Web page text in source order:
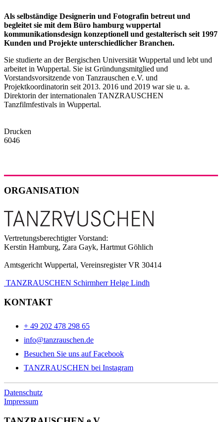
Als selbständige Designerin und Fotografin betreut und
begleitet sie mit dem Büro hamburg wuppertal
kommunikationsdesign konzeptionell und gestalterisch seit 1997
Kunden und Projekte unterschiedlicher Branchen.
Sie studierte an der Bergischen Universität Wuppertal und lebt und
arbeitet in Wuppertal. Sie ist Gründungsmitglied und
Vorstandsvorsitzende von Tanzrauschen e.V. und
Projektkoordinatorin seit 2013. 2016 und 2019 war sie u. a.
Direktorin der internationalen TANZRAUSCHEN
Tanzfilmfestivals in Wuppertal.
Drucken
6046
ORGANISATION
Vertretungsberechtigter Vorstand:
Kerstin Hamburg, Zara Gayk, Hartmut Göhlich
Amtsgericht Wuppertal, Vereinsregister VR 30414
TANZRAUSCHEN Schirmherr Helge Lindh
KONTAKT
+ 49 202 478 298 65
info@tanzrauschen.de
Besuchen Sie uns auf Facebook
TANZRAUSCHEN bei Instagram
Datenschutz
Impressum